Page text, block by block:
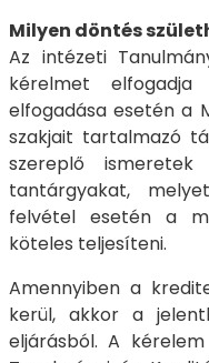
Milyen döntés
Az intézeti
kérelmet
elfogadása esetén a
szakjait tartalmazó
szereplő
tantárgyakat,
felvétel esetén a
köteles teljesíteni.
Amennyiben a
kerül, akkor a
eljárásból. A